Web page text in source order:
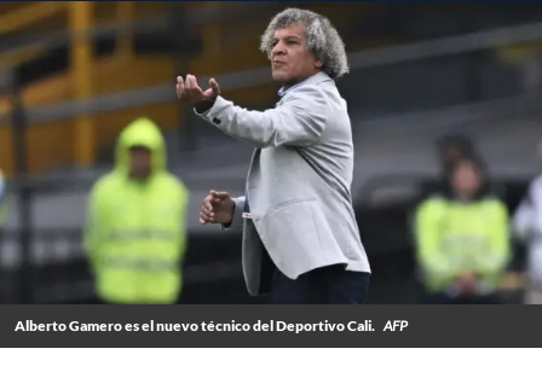
Alberto Gamero es el nuevo técnico del Deportivo Cali. AFP